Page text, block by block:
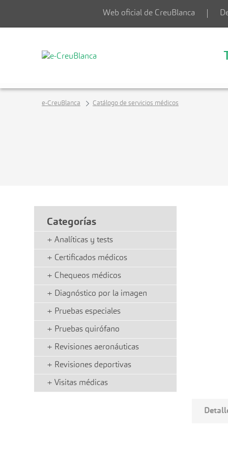
Web oficial de CreuBlanca
e-CreuBlanca Catálogo de servicios médicos
Categorías
+ Analíticas y tests
+ Certificados médicos
+ Chequeos médicos
+ Diagnóstico por la imagen
+ Pruebas especiales
+ Pruebas quirófano
+ Revisiones aeronáuticas
+ Revisiones deportivas
+ Visitas médicas